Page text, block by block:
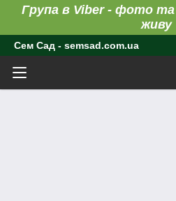
Група в Viber - фото та
живу
Сем Сад - semsad.com.ua